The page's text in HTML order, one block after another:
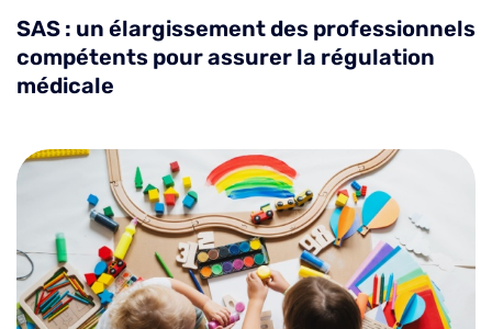
SAS : un élargissement des professionnels
compétents pour assurer la régulation
médicale